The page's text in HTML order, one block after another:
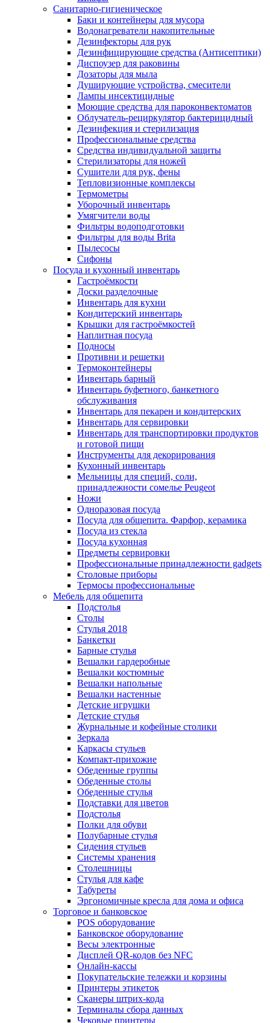
Санитарно-гигиеническое
Баки и контейнеры для мусора
Водонагреватели накопительные
Дезинфекторы для рук
Дезинфицирующие средства (Антисептики)
Диспоузер для раковины
Дозаторы для мыла
Душирующие устройства, смесители
Лампы инсектицидные
Моющие средства для пароконвектоматов
Облучатель-рециркулятор бактерицидный
Дезинфекция и стерилизация
Профессиональные средства
Средства индивидуальной защиты
Стерилизаторы для ножей
Сушители для рук, фены
Тепловизионные комплексы
Термометры
Уборочный инвентарь
Умягчители воды
Фильтры водоподготовки
Фильтры для воды Brita
Пылесосы
Сифоны
Посуда и кухонный инвентарь
Гастроёмкости
Доски разделочные
Инвентарь для кухни
Кондитерский инвентарь
Крышки для гастроёмкостей
Наплитная посуда
Подносы
Противни и решетки
Термоконтейнеры
Инвентарь барный
Инвентарь буфетного, банкетного
обслуживания
Инвентарь для пекарен и кондитерских
Инвентарь для сервировки
Инвентарь для транспортировки продуктов
и готовой пищи
Инструменты для декорирования
Кухонный инвентарь
Мельницы для специй, соли,
принадлежности сомелье Peugeot
Ножи
Одноразовая посуда
Посуда для общепита. Фарфор, керамика
Посуда из стекла
Посуда кухонная
Предметы сервировки
Профессиональные принадлежности gadgets
Столовые приборы
Термосы профессиональные
Мебель для общепита
Подстолья
Столы
Стулья 2018
Банкетки
Барные стулья
Вешалки гардеробные
Вешалки костюмные
Вешалки напольные
Вешалки настенные
Детские игрушки
Детские стулья
Журнальные и кофейные столики
Зеркала
Каркасы стульев
Компакт-прихожие
Обеденные группы
Обеденные столы
Обеденные стулья
Подставки для цветов
Подстолья
Полки для обуви
Полубарные стулья
Сидения стульев
Системы хранения
Столешницы
Стулья для кафе
Табуреты
Эргономичные кресла для дома и офиса
Торговое и банковское
POS оборудование
Банковское оборудование
Весы электронные
Дисплей QR-кодов без NFC
Онлайн-кассы
Покупательские тележки и корзины
Принтеры этикеток
Сканеры штрих-кода
Терминалы сбора данных
Чековые принтеры